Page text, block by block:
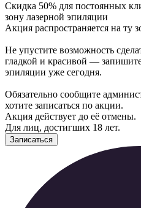
Cкидка 50% для постоянных
зону лазерной эпиляции
Акция распространяется на ту
Не упустите возможность
гладкой и красивой —
эпиляции уже сегодня.
Обязательно сообщите
хотите записаться по акции.
Акция действует до её отмены.
Для лиц, достигших 18 лет.
Записаться